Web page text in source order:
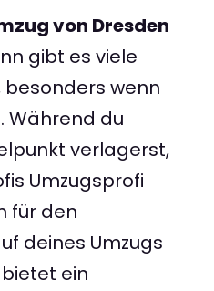
von Dresden
gibt es viele
besonders wenn
Während du
verlagerst,
Umzugsprofi
für den
deines Umzugs
ein